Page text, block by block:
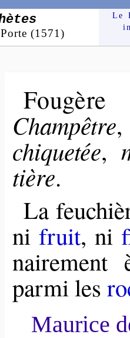
(1571)
Le
Fougère
Cham­pêtre
chi­que­tée,
tière.
La
ni fruit, ni
par­mi les
Maurice